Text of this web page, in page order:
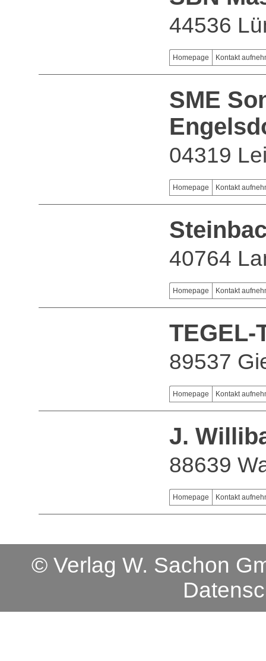
44536
Homepage Kontakt
SME
04319
Homepage Kontakt
40764
Homepage Kontakt
TEGEL-
89537
Homepage Kontakt
J.
88639
Homepage Kontakt
© Verlag W. Sachon